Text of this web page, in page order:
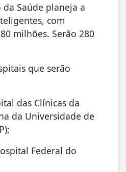
Saúde planeja a
com
milhões. Serão 280
que serão
das Clínicas da
da Universidade de
Federal do